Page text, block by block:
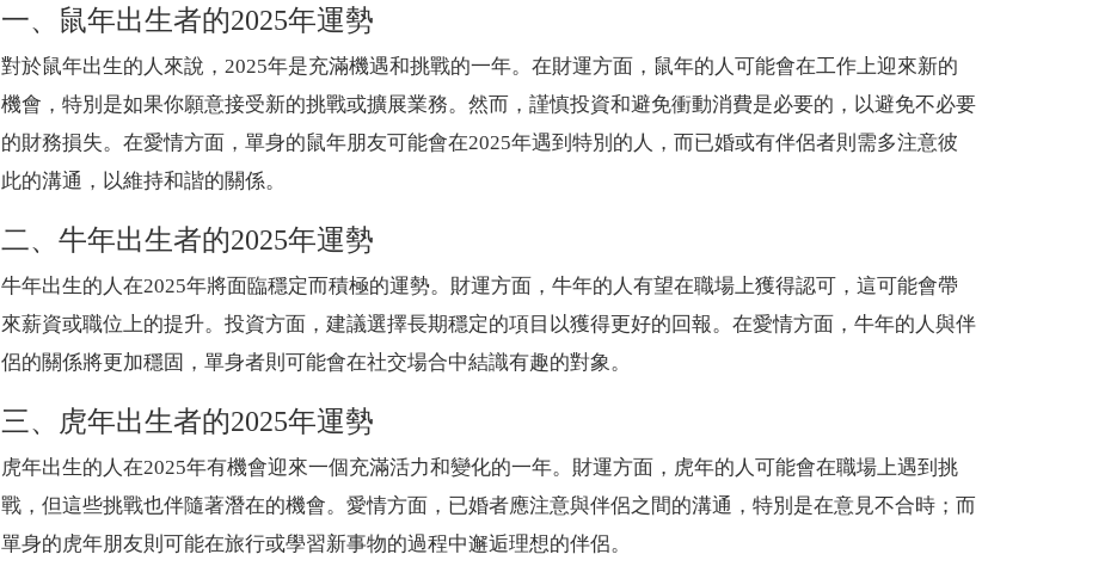
一、鼠年出生者的2025年運勢
對於鼠年出生的人來說，2025年是充滿機遇和挑戰的一年。在財運方面，鼠年的人可能會在工作上迎來新的
機會，特別是如果你願意接受新的挑戰或擴展業務。然而，謹慎投資和避免衝動消費是必要的，以避免不必要
的財務損失。在愛情方面，單身的鼠年朋友可能會在2025年遇到特別的人，而已婚或有伴侶者則需多注意彼
此的溝通，以維持和諧的關係。
二、牛年出生者的2025年運勢
牛年出生的人在2025年將面臨穩定而積極的運勢。財運方面，牛年的人有望在職場上獲得認可，這可能會帶
來薪資或職位上的提升。投資方面，建議選擇長期穩定的項目以獲得更好的回報。在愛情方面，牛年的人與伴
侶的關係將更加穩固，單身者則可能會在社交場合中結識有趣的對象。
三、虎年出生者的2025年運勢
虎年出生的人在2025年有機會迎來一個充滿活力和變化的一年。財運方面，虎年的人可能會在職場上遇到挑
戰，但這些挑戰也伴隨著潛在的機會。愛情方面，已婚者應注意與伴侶之間的溝通，特別是在意見不合時；而
單身的虎年朋友則可能在旅行或學習新事物的過程中邂逅理想的伴侶。